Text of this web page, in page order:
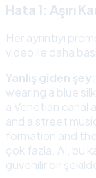
Hata 1: Aşırı
Her ayrıntıyı
video ile daha
Yanlış giden şey
wearing a blue
a Venetian canal
and a street
formation and
çok fazla. AI, bu
güvenilir bir